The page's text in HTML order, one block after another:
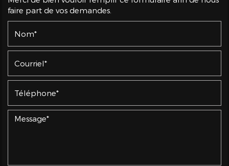
faire part de vos demandes.